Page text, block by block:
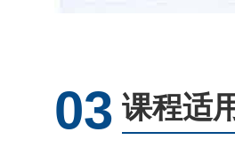
03 课程适